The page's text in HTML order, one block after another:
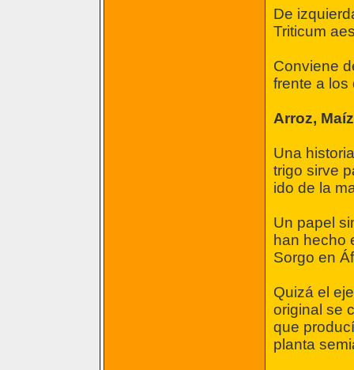
De
Triticum
Conviene
frente a los
Arroz,
Una
trigo sirve
ido de la
Un papel
han hecho
Sorgo en
Quizá el
original se
que
planta